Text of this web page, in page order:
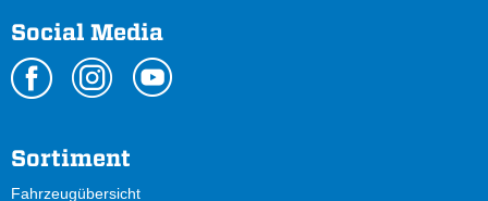
Social Media
Sortiment
Fahrzeugübersicht